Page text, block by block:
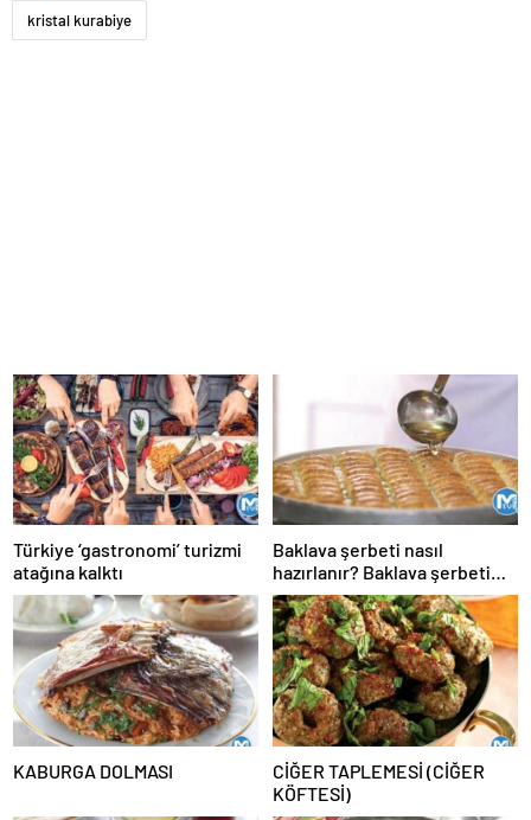
kristal kurabiye
Türkiye ‘gastronomi’ turizmi
atağına kalktı
Baklava şerbeti nasıl
hazırlanır? Baklava şerbeti
ölçüsü, kıvamı, tarifi
KABURGA DOLMASI
CİĞER TAPLEMESİ (CİĞER
KÖFTESİ)